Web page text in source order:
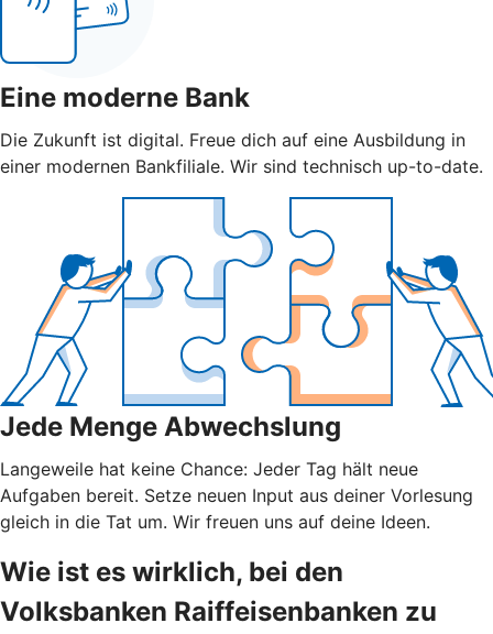
Eine moderne Bank
Die Zukunft ist digital. Freue dich auf eine Ausbildung in
einer modernen Bankfiliale. Wir sind technisch up-to-date.
Jede Menge Abwechslung
Langeweile hat keine Chance: Jeder Tag hält neue
Aufgaben bereit. Setze neuen Input aus deiner Vorlesung
gleich in die Tat um. Wir freuen uns auf deine Ideen.
Wie ist es wirklich, bei den
Volksbanken Raiffeisenbanken zu